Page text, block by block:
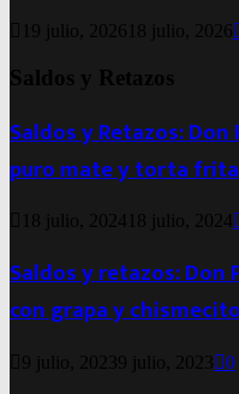
19 julio, 2026 18 julio, 2026
Saldos y Retazos
Saldos y Retazos: Don
puro mate y torta frita
18 julio, 2024 18 julio, 2024
Saldos y retazos: Don
con grapa y
9 julio, 20239 julio, 2023 0